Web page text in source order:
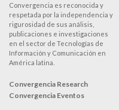
Convergencia es reconocida y
respetada por la independencia y
rigurosidad de sus análisis,
publicaciones e investigaciones
en el sector de Tecnologías de
Información y Comunicación en
América latina.
Convergencia Research
Convergencia Eventos